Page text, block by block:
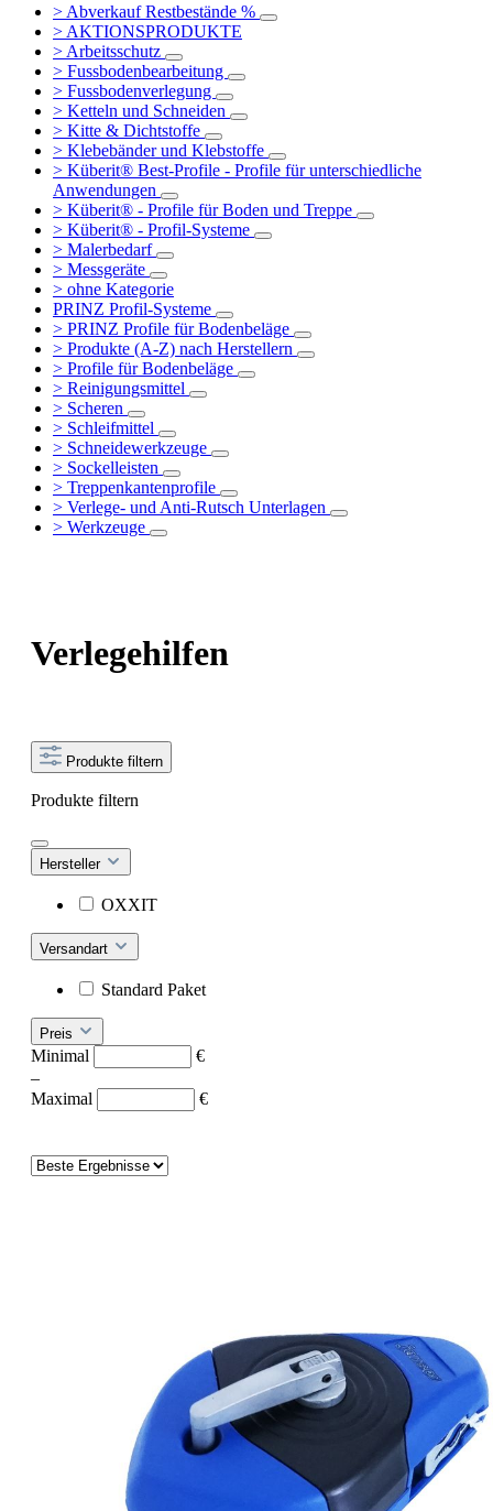
> Abverkauf Restbestände %
> AKTIONSPRODUKTE
> Arbeitsschutz
> Fussbodenbearbeitung
> Fussbodenverlegung
> Ketteln und Schneiden
> Kitte & Dichtstoffe
> Klebebänder und Klebstoffe
> Küberit® Best-Profile - Profile für unterschiedliche
Anwendungen
> Küberit® - Profile für Boden und Treppe
> Küberit® - Profil-Systeme
> Malerbedarf
> Messgeräte
> ohne Kategorie
PRINZ Profil-Systeme
> PRINZ Profile für Bodenbeläge
> Produkte (A-Z) nach Herstellern
> Profile für Bodenbeläge
> Reinigungsmittel
> Scheren
> Schleifmittel
> Schneidewerkzeuge
> Sockelleisten
> Treppenkantenprofile
> Verlege- und Anti-Rutsch Unterlagen
> Werkzeuge
Verlegehilfen
Produkte filtern
Produkte filtern
Hersteller
OXXIT
Versandart
Standard Paket
Preis
Minimal
€
–
Maximal
€